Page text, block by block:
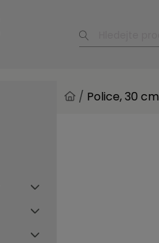
/ Police, 30 cm